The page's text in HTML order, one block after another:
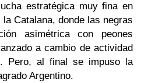
estratégica muy fina en
Catalana, donde las negras
asimétrica con peones
a cambio de actividad
Pero, al final se impuso la
Argentino.